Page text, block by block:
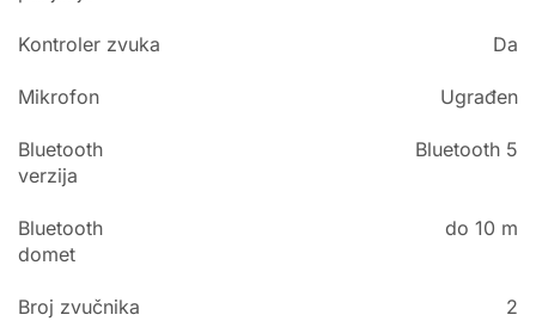
Kontroler zvuka Da
Mikrofon Ugrađen
Bluetooth
verzija
Bluetooth 5
Bluetooth
domet
do 10 m
Broj zvučnika 2